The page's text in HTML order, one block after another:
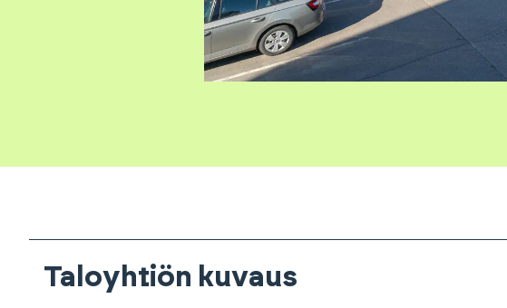
Taloyhtiön kuvaus